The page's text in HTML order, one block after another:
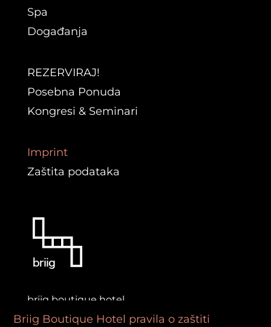
Spa
Događanja
REZERVIRAJ!
Posebna Ponuda
Kongresi & Seminari
Imprint
Zaštita podataka
briig boutique hotel
Prilaz Braće Kaliterna 1
Briig Boutique Hotel pravila o zaštiti